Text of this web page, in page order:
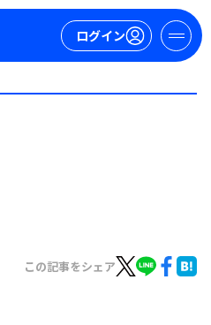
ログイン
この記事をシェア